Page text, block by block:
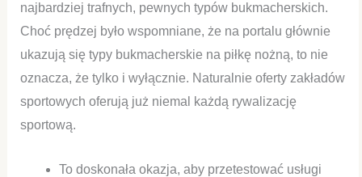
najbardziej trafnych, pewnych typów bukmacherskich.
Choć prędzej było wspomniane, że na portalu głównie
ukazują się typy bukmacherskie na piłkę nożną, to nie
oznacza, że tylko i wyłącznie. Naturalnie oferty zakładów
sportowych oferują już niemal każdą rywalizację
sportową.
To doskonała okazja, aby przetestować usługi